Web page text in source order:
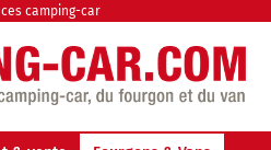
camping-car